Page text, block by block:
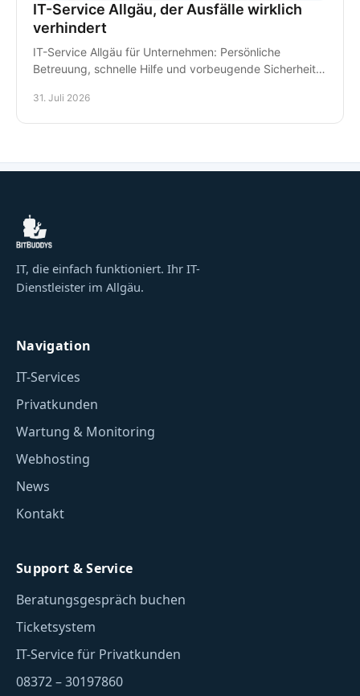
IT-Service Allgäu, der Ausfälle wirklich
verhindert
IT-Service Allgäu für Unternehmen: Persönliche
Betreuung, schnelle Hilfe und vorbeugende Sicherheit
31. Juli 2026
IT, die einfach funktioniert. Ihr IT-
Dienstleister im Allgäu.
Navigation
IT-Services
Privatkunden
Wartung & Monitoring
Webhosting
News
Kontakt
Support & Service
Beratungsgespräch buchen
Ticketsystem
IT-Service für Privatkunden
08372 – 30197860